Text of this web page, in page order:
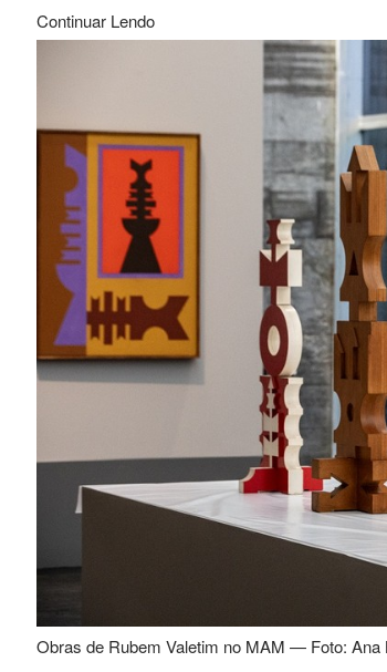
Continuar Lendo
Obras de Rubem Valetim no MAM — Foto: Ana